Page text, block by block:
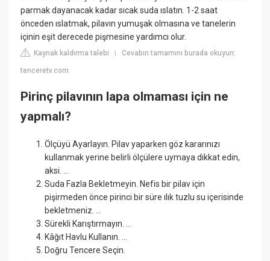
parmak dayanacak kadar sıcak suda ıslatın. 1-2 saat
önceden ıslatmak, pilavın yumuşak olmasına ve tanelerin
içinin eşit derecede pişmesine yardımcı olur.
Kaynak kaldırma talebi |Cevabın tamamını burada okuyun:
tenceretv.com
Pirinç pilavının lapa olmaması için ne
yapmalı?
Ölçüyü Ayarlayın. Pilav yaparken göz kararınızı
kullanmak yerine belirli ölçülere uymaya dikkat edin,
aksi. ...
Suda Fazla Bekletmeyin. Nefis bir pilav için
pişirmeden önce pirinci bir süre ılık tuzlu su içerisinde
bekletmeniz. ...
Sürekli Karıştırmayın. ...
Kâğıt Havlu Kullanın. ...
Doğru Tencere Seçin.